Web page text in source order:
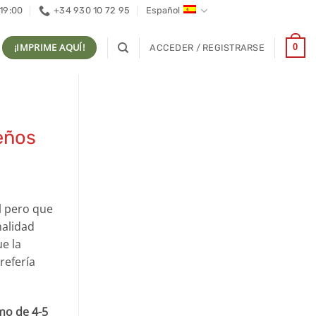
+34 930 10 72 95 Español
¡IMPRIME AQUÍ! ACCEDER / REGISTRARSE 0
pero que
la
de 4-5